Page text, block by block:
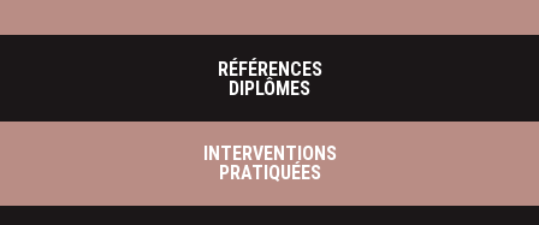
RÉFÉRENCES
DIPLÔMES
INTERVENTIONS
PRATIQUÉES